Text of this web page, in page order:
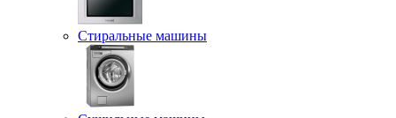
Стиральные машины